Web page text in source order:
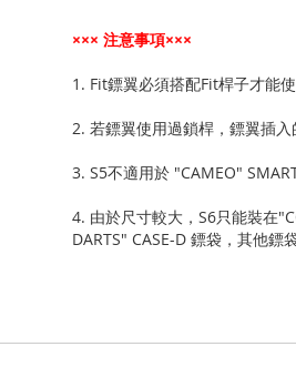
××× 注意事項×××
1. Fit鏢翼必須搭配Fit桿子才能使
2. 若鏢翼使用過鎖桿，鏢翼插入
3. S5不適用於 "CAMEO"
4. 由於尺寸較大，S6只能裝在
DARTS" CASE-D 鏢袋，其他鏢